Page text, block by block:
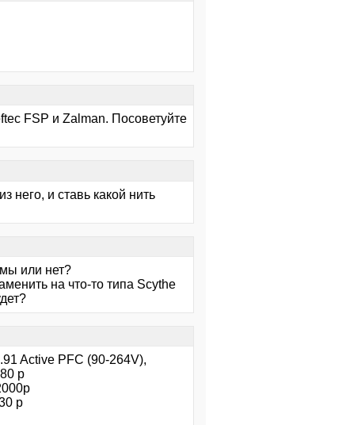
FSP и Zalman. Посоветуйте
него, и ставь какой нить
или нет?
на что-то типа Scythe
Active PFC (90-264V),
р
р